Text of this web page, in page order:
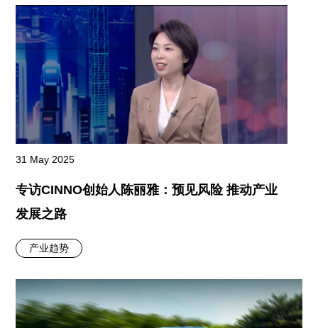
31 May 2025
专访CINNO创始人陈丽雅：预见风险 推动产业
发展之路
产业趋势